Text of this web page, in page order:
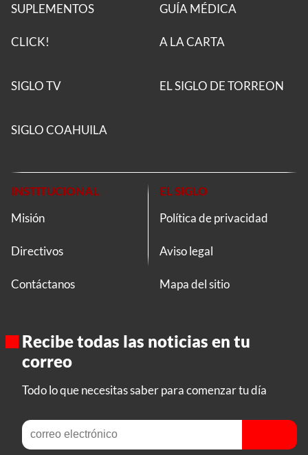
SUPLEMENTOS
CLICK!
GUÍA MÉDICA
A LA CARTA
SIGLO TV EL SIGLO DE TORREON
SIGLO COAHUILA
INSTITUCIONAL
Misión
Directivos
Contáctanos
EL SIGLO
Política de privacidad
Aviso legal
Mapa del sitio
Recibe todas las noticias en tu
correo
Todo lo que necesitas saber para comenzar tu día